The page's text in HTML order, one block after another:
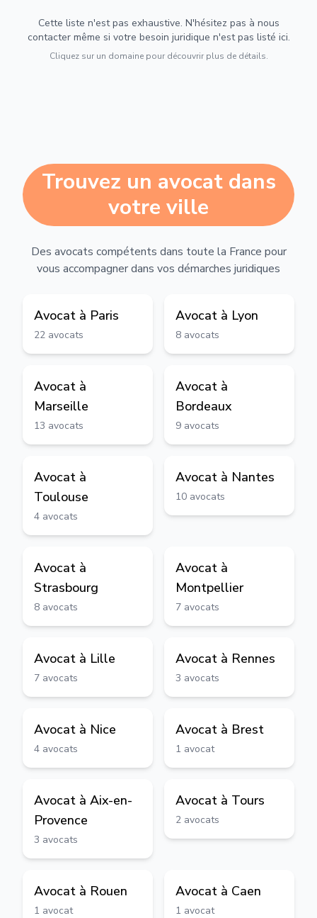
Cette liste n'est pas exhaustive. N'hésitez pas à nous
contacter même si votre besoin juridique n'est pas listé ici.
Cliquez sur un domaine pour découvrir plus de détails.
Trouvez un avocat dans
votre ville
Des avocats compétents dans toute la France pour
vous accompagner dans vos démarches juridiques
Avocat à Paris
22 avocats
Avocat à Lyon
8 avocats
Avocat à
Marseille
13 avocats
Avocat à
Bordeaux
9 avocats
Avocat à
Toulouse
4 avocats
Avocat à Nantes
10 avocats
Avocat à
Strasbourg
8 avocats
Avocat à
Montpellier
7 avocats
Avocat à Lille
7 avocats
Avocat à Rennes
3 avocats
Avocat à Nice
4 avocats
Avocat à Brest
1 avocat
Avocat à Aix-en-
Provence
3 avocats
Avocat à Tours
2 avocats
Avocat à Rouen
1 avocat
Avocat à Caen
1 avocat